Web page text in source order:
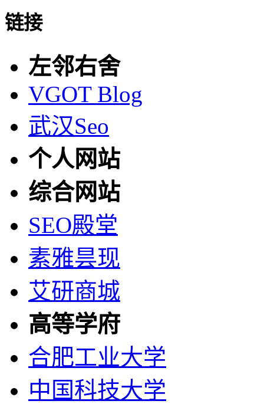
链接
左邻右舍
VGOT Blog
武汉Seo
个人网站
综合网站
SEO殿堂
素雅昙现
艾研商城
高等学府
合肥工业大学
中国科技大学